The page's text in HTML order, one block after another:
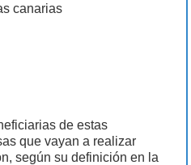
canarias
de estas
que vayan a realizar
según su definición en la